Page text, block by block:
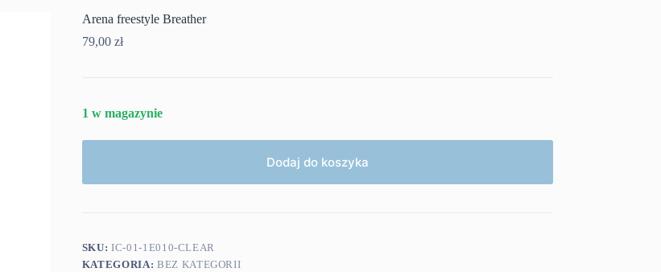
Arena freestyle Breather
79,00 zł
1 w magazynie
Dodaj do koszyka
SKU:IC-01-1E010-CLEAR
KATEGORIA: BEZ KATEGORII